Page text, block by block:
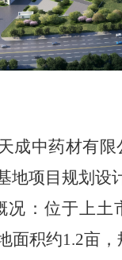
成中药材有
地项目规划设
况： 位于上土
面积约1.2亩，